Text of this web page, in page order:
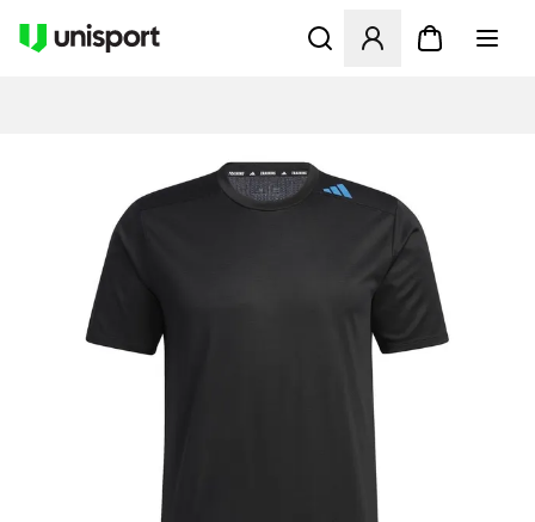
Åpner en Modal for å